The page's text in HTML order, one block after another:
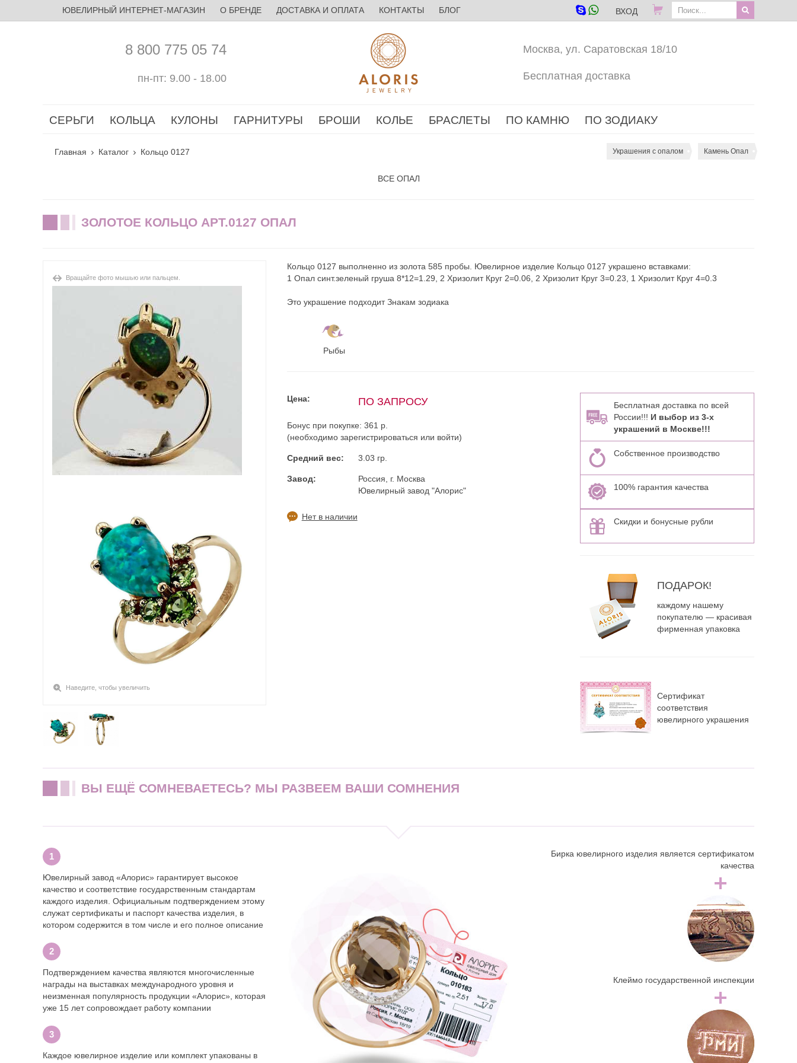
ЮВЕЛИРНЫЙ ИНТЕРНЕТ-МАГАЗИН О БРЕНДЕ ДОСТАВКА И ОПЛАТА КОНТАКТЫ БЛОГ ВХОД
8 800 775 05 74
пн-пт: 9.00 - 18.00
Москва, ул. Саратовская 18/10
Бесплатная доставка
СЕРЬГИ КОЛЬЦА КУЛОНЫ ГАРНИТУРЫ БРОШИ КОЛЬЕ БРАСЛЕТЫ ПО КАМНЮ ПО ЗОДИАКУ
Главная Каталог Кольцо 0127 Украшения с опалом Камень Опал
ВСЕ ОПАЛ
ЗОЛОТОЕ КОЛЬЦО АРТ.0127 ОПАЛ
Вращайте фото мышью или пальцем.
Наведите, чтобы увеличить
Кольцо 0127 выполненно из золота 585 пробы. Ювелирное изделие Кольцо 0127 украшено вставками:
1 Опал синт.зеленый груша 8*12=1.29, 2 Хризолит Круг 2=0.06, 2 Хризолит Круг 3=0.23, 1 Хризолит Круг 4=0.3
Это украшение подходит Знакам зодиака
Рыбы
Цена: ПО ЗАПРОСУ
Бонус при покупке: 361 р.
(необходимо зарегистрироваться или войти)
Средний вес: 3.03 гр.
Завод:
Россия, г. Москва
Ювелирный завод "Алорис"
Нет в наличии
Бесплатная доставка по всей
России!!! И выбор из 3-х
украшений в Москве!!!
Собственное производство
100% гарантия качества
Скидки и бонусные рубли
ПОДАРОК!
каждому нашему
покупателю — красивая
фирменная упаковка
Сертификат
соответствия
ювелирного украшения
ВЫ ЕЩЁ СОМНЕВАЕТЕСЬ? МЫ РАЗВЕЕМ ВАШИ СОМНЕНИЯ
Ювелирный завод «Алорис» гарантирует высокое
качество и соответствие государственным стандартам
каждого изделия. Официальным подтверждением этому
служат сертификаты и паспорт качества изделия, в
котором содержится в том числе и его полное описание
Подтверждением качества являются многочисленные
награды на выставках международного уровня и
неизменная популярность продукции «Алорис», которая
уже 15 лет сопровождает работу компании
Каждое ювелирное изделие или комплект упакованы в
Бирка ювелирного изделия является сертификатом
качества
Клеймо государственной инспекции